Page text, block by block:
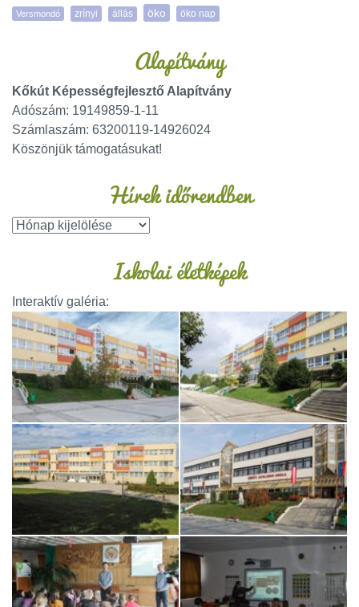
Versmondó zrínyi állás öko öko nap
Alapítvány
Kőkút Képességfejlesztő Alapítvány
Adószám: 19149859-1-11
Számlaszám: 63200119-14926024
Köszönjük támogatásukat!
Hírek időrendben
Iskolai életképek
Interaktív galéria: